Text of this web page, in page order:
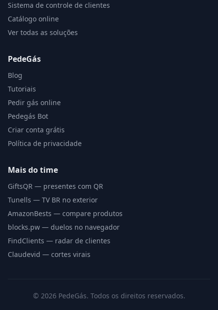
Sistema de controle de clientes
Catálogo online
Ver todas as soluções
PedeGás
Blog
Tutoriais
Pedir gás online
Pedegás Bot
Criar conta grátis
Política de privacidade
Mais do time
GiftsQR — presentes com QR
Tunells — TV BR no exterior
AmazonBests — compare produtos
blocks.pw — duelos no navegador
FindClients — radar de clientes
Claudevid — cortes virais
© 2026PedeGás. Todos os direitos reservados.